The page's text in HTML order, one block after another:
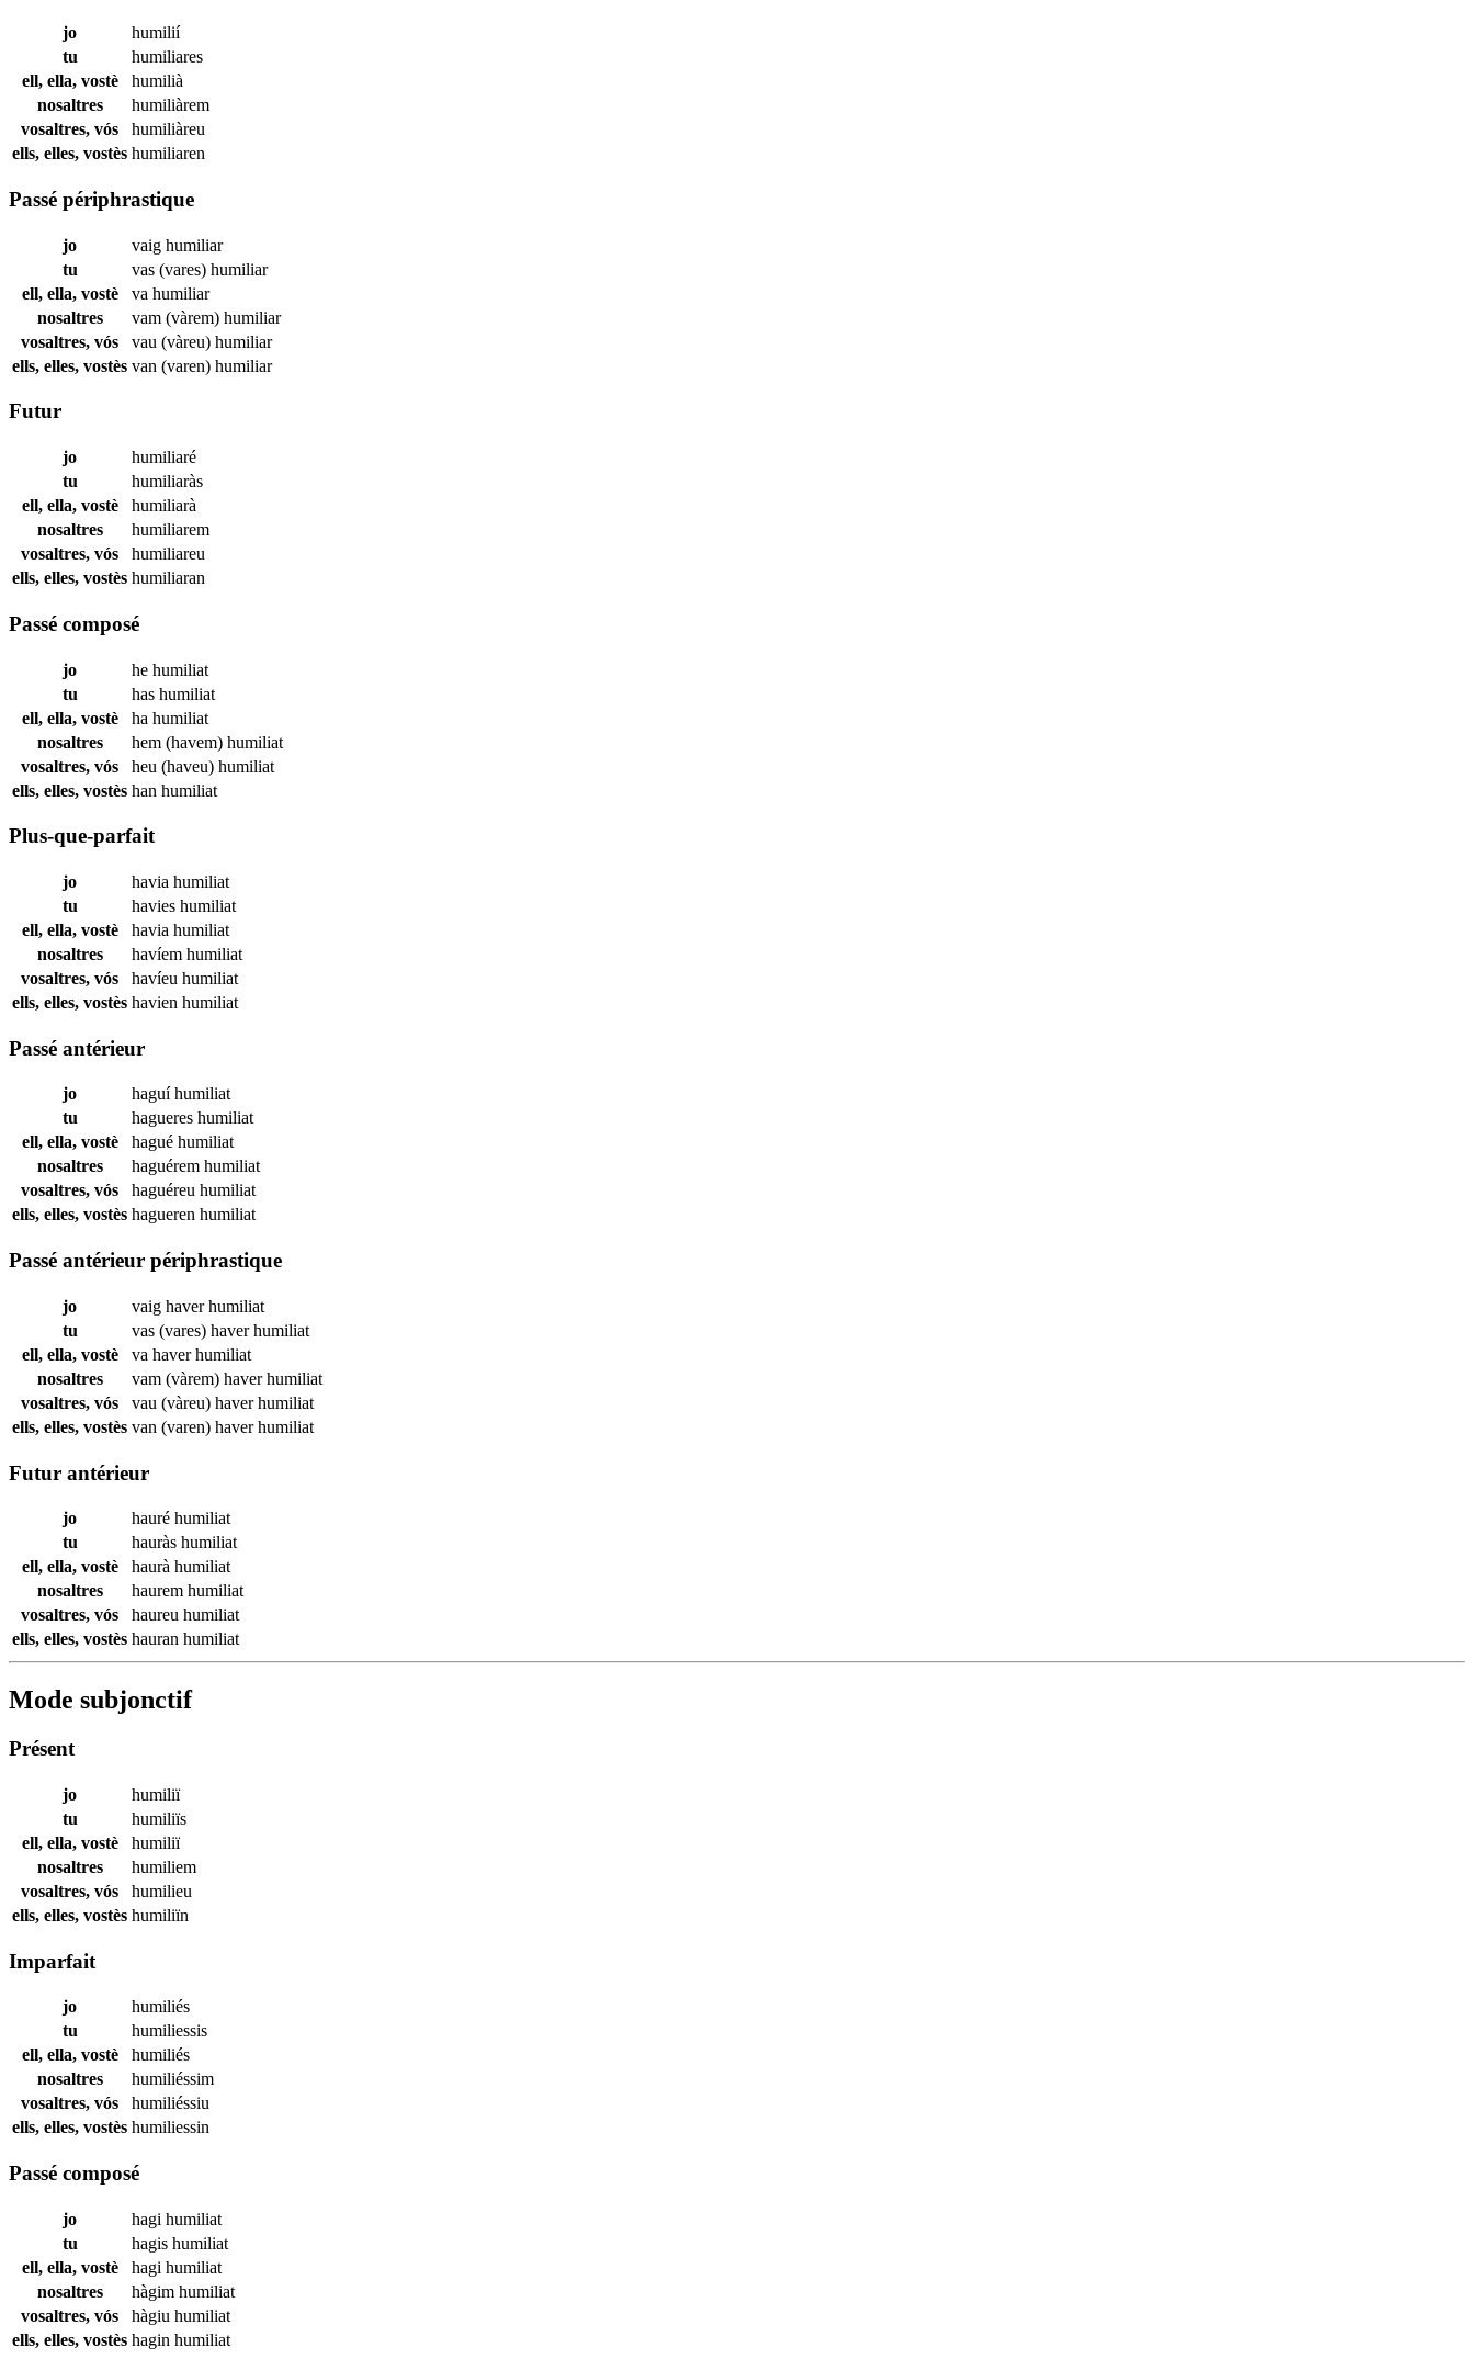
jo
humilií
tu
humiliares
ell, ella, vostè
humilià
nosaltres
humiliàrem
vosaltres, vós
humiliàreu
ells, elles, vostès humiliaren
Passé périphrastique
jo vaig humiliar
tu
vas (vares) humiliar
ell, ella, vostè
va humiliar
nosaltres
vam (vàrem) humiliar
vosaltres, vós
vau (vàreu) humiliar
ells, elles, vostès van (varen) humiliar
Futur
jo
humiliaré
tu
humiliaràs
ell, ella, vostè
humiliarà
nosaltres
humiliarem
vosaltres, vós
humiliareu
ells, elles, vostès humiliaran
Passé composé
jo he humiliat
tu
has humiliat
ell, ella, vostè
ha humiliat
nosaltres
hem (havem) humiliat
vosaltres, vós
heu (haveu) humiliat
ells, elles, vostès han humiliat
Plus-que-parfait
jo havia humiliat
tu
havies humiliat
ell, ella, vostè
havia humiliat
nosaltres
havíem humiliat
vosaltres, vós
havíeu humiliat
ells, elles, vostès havien humiliat
Passé antérieur
jo haguíhumiliat
tu
hagueres humiliat
ell, ella, vostè
hagué humiliat
nosaltres
haguérem humiliat
vosaltres, vós
haguéreu humiliat
ells, elles, vostès hagueren humiliat
Passé antérieur périphrastique
jo vaig haverhumiliat
tu
vas (vares) haverhumiliat
ell, ella, vostè
va haverhumiliat
nosaltres
vam (vàrem) haverhumiliat
vosaltres, vós
vau (vàreu) haverhumiliat
ells, elles, vostès van (varen) haverhumiliat
Futur antérieur
jo hauré humiliat
tu
hauràs humiliat
ell, ella, vostè
haurà humiliat
nosaltres
haurem humiliat
vosaltres, vós
haureu humiliat
ells, elles, vostès hauran humiliat
Mode subjonctif
Présent
jo
humiliï
tu
humiliïs
ell, ella, vostè
humiliï
nosaltres
humiliem
vosaltres, vós
humilieu
ells, elles, vostès humiliïn
Imparfait
jo
humiliés
tu
humiliessis
ell, ella, vostè
humiliés
nosaltres
humiliéssim
vosaltres, vós
humiliéssiu
ells, elles, vostès humiliessin
Passé composé
jo hagi humiliat
tu
hagis humiliat
ell, ella, vostè
hagi humiliat
nosaltres
hàgim humiliat
vosaltres, vós
hàgiu humiliat
ells, elles, vostès hagin humiliat